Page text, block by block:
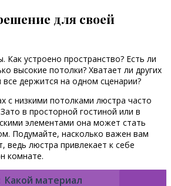
для своей
Как устроено пространство? Есть ли
высокие потолки? Хватает ли других
все держится на одном сценарии?
с низкими потолками люстра часто
в просторной гостиной или в
элементами она может стать
Подумайте, насколько важен вам
ведь люстра привлекает к себе
комнате.
Какой материал